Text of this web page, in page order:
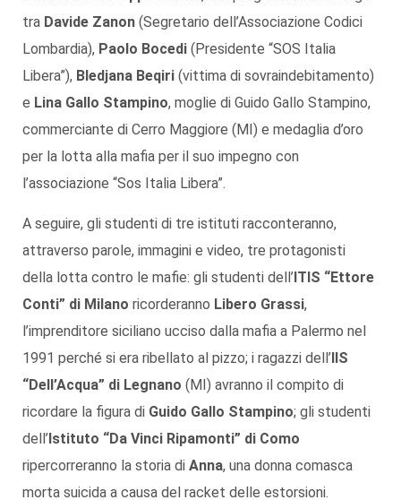
tra Davide Zanon (Segretario dell’Associazione Codici
Lombardia), Paolo Bocedi (Presidente “SOS Italia
Libera”), Bledjana Beqiri (vittima di sovraindebitamento)
e Lina Gallo Stampino, moglie di Guido Gallo Stampino,
commerciante di Cerro Maggiore (MI) e medaglia d’oro
per la lotta alla mafia per il suo impegno con
l’associazione “Sos Italia Libera”.
A seguire, gli studenti di tre istituti racconteranno,
attraverso parole, immagini e video, tre protagonisti
della lotta contro le mafie: gli studenti dell’ITIS “Ettore
Conti” di Milano ricorderanno Libero Grassi,
l’imprenditore siciliano ucciso dalla mafia a Palermo nel
1991 perché si era ribellato al pizzo; i ragazzi dell’IIS
“Dell’Acqua” di Legnano (MI) avranno il compito di
ricordare la figura di Guido Gallo Stampino; gli studenti
dell’Istituto “Da Vinci Ripamonti” di Como
ripercorreranno la storia di Anna, una donna comasca
morta suicida a causa del racket delle estorsioni.